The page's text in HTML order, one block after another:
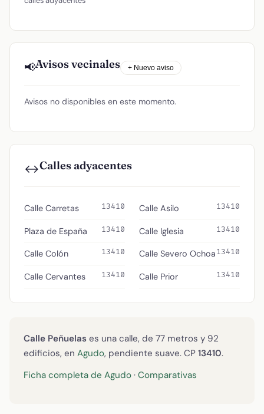
📢Avisos vecinales + Nuevo aviso
Avisos no disponibles en este momento.
↔️Calles adyacentes
Calle Carretas 13410
Plaza de España 13410
Calle Colón 13410
Calle Cervantes 13410
Calle Asilo 13410
Calle Iglesia 13410
Calle Severo Ochoa13410
Calle Prior 13410
Calle Peñuelas es una calle, de 77 metros y 92
edificios, en Agudo, pendiente suave. CP 13410.
Ficha completa de Agudo · Comparativas